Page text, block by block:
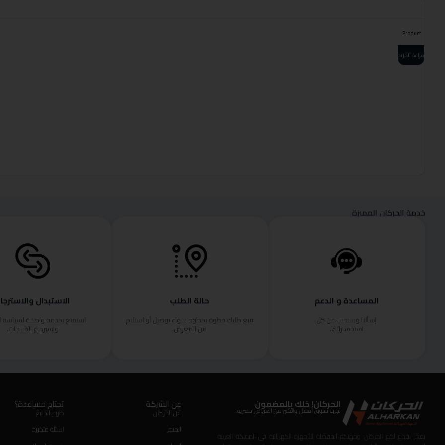
Product
قراءة المزيد
خدمة الحركان المميزة
المساعدة و الدعم
إسألنا وسنجيب عن كل
استفساراتك.
حالة الطلب
تتبع طلبك خطوة بخطوة سواء توصيل أو استلام
من المعرض.
الاستبدال
استمتع بخدمة واضحة لسياسة
واسترجاع المنتجات.
الحركان! خلك بالمضمون
تجربة تسوق أفضل والكثير من العروض حصرية.
بفخر نقدّم لكم الحركان: وجهتكم المفضّلة للأجهزة الكهربائية في المملكة العربية
عن الشركة
عن الحركان
المتجر
تحتاج مساعدة؟
طرق الدفع
اسئلة متكررة